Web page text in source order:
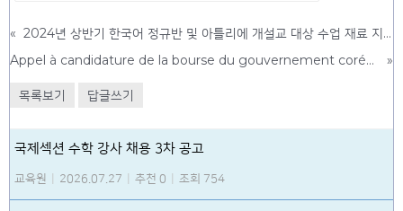
«
2024년 상반기 한국어 정규반 및 아틀리에 개설교 대상 수업 재료 지원 알림
Appel à candidature de la bourse du gouvernement coréen 2024
»
목록보기 답글쓰기
국제섹션 수학 강사 채용 3차 공고
교육원 2026.07.27 추천 0 조회 754